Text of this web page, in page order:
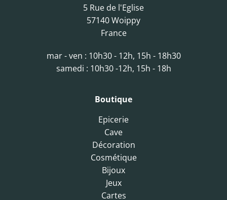
5 Rue de l'Eglise
57140 Woippy
France
mar - ven : 10h30 - 12h, 15h - 18h30
samedi : 10h30 -12h, 15h - 18h
Boutique
Epicerie
Cave
Décoration
Cosmétique
Bijoux
Jeux
Cartes